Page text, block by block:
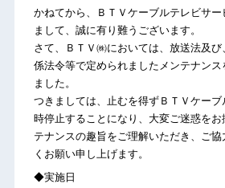
かねてから、ＢＴＶケーブルテレビサー
まして、誠に有り難うございます。
さて、ＢＴＶ㈱においては、放送法及
係法令等で定められましたメンテナンス
ました。
つきましては、止むを得ずＢＴＶケー
時停止することになり、大変ご迷惑を
テナンスの趣旨をご理解いただき、ご
くお願い申し上げます。
◆実施日